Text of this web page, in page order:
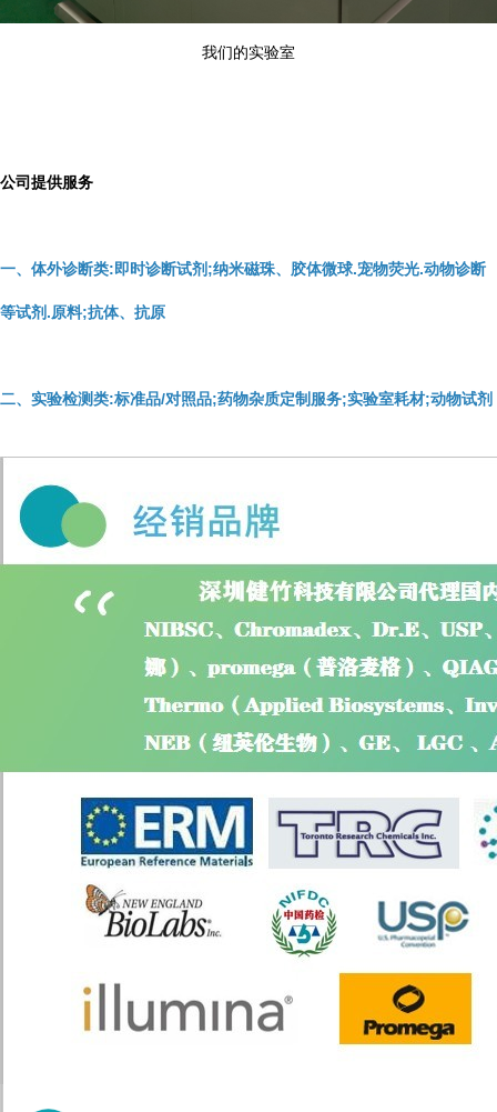
我们的实验室
公司提供服务
一、体外诊断类:即时诊断试剂;纳米磁珠、胶体微球.宠物荧光.动物诊断
等试剂.原料;抗体、抗原
二、实验检测类:标准品/对照品;药物杂质定制服务;实验室耗材;动物试剂